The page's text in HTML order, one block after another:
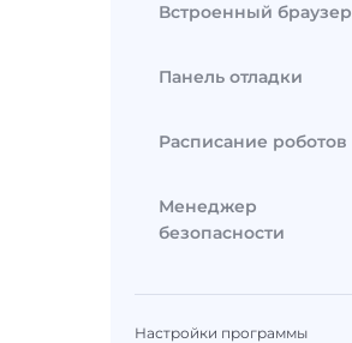
Встроенный браузер
Панель отладки
Расписание роботов
Менеджер
безопасности
Настройки программы